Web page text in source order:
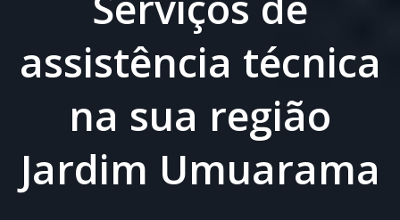
assistência técnica
na sua região
Jardim Umuarama